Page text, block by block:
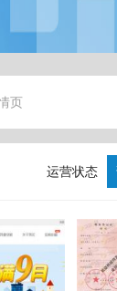
页
运营状态